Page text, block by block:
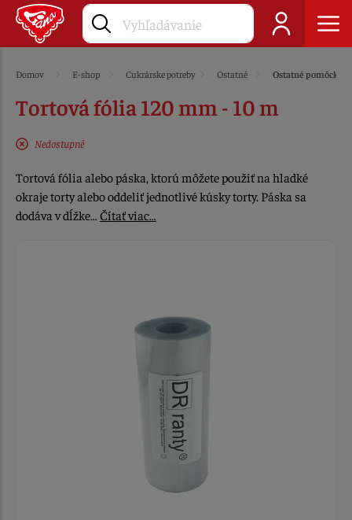
Domov E-shop Cukrárske potreby Ostatné Ostatné pomôcky
Tortová fólia 120 mm - 10 m
Nedostupné
Tortová fólia alebo páska, ktorú môžete použiť na hladké
okraje torty alebo oddeliť jednotlivé kúsky torty. Páska sa
dodáva v dĺžke… Čítať viac…